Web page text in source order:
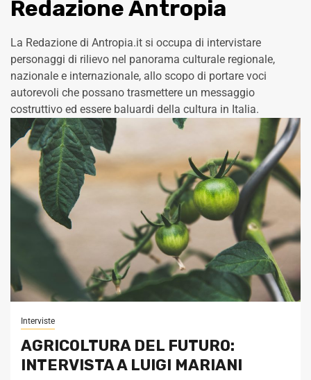
Redazione Antropia
La Redazione di Antropia.it si occupa di intervistare
personaggi di rilievo nel panorama culturale regionale,
nazionale e internazionale, allo scopo di portare voci
autorevoli che possano trasmettere un messaggio
costruttivo ed essere baluardi della cultura in Italia.
Interviste
AGRICOLTURA DEL FUTURO:
INTERVISTA A LUIGI MARIANI